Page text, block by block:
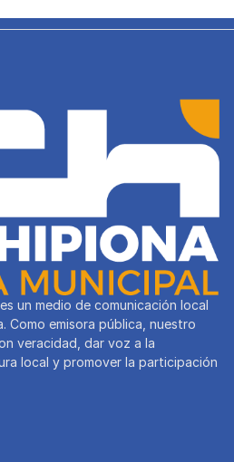
un medio de comunicación local
Como emisora pública, nuestro
veracidad, dar voz a la
local y promover la participación